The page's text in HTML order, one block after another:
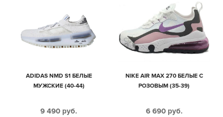
ADIDAS NMD S1 БЕЛЫЕ
МУЖСКИЕ (40-44)
9 490 руб.
NIKE AIR MAX 270 БЕЛЫЕ С
РОЗОВЫМ (35-39)
6 690 руб.